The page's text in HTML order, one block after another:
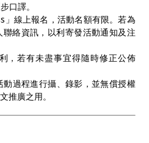
口譯。
」線上報名，活動名額有限。若為
絡資訊，以利寄發活動通知及注
，若有未盡事宜得隨時修正公佈
過程進行攝、錄影，並無償授權
推廣之用。